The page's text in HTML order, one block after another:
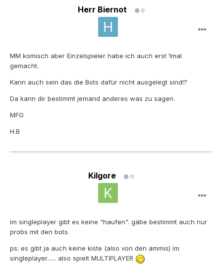
Herr Biernot 0
MM komisch aber Einzelspieler habe ich auch erst 1mal
gemacht.
Kann auch sein das die Bots dafür nicht ausgelegt sind!?
Da kann dir bestimmt jemand anderes was zu sagen.
MFG
H.B
Kilgore 0
im singleplayer gibt es keine "haufen". gäbe bestimmt auch nur
probs mit den bots.
ps: es gibt ja auch keine kiste (also von den ammis) im
singleplayer...... also spielt MULTIPLAYER